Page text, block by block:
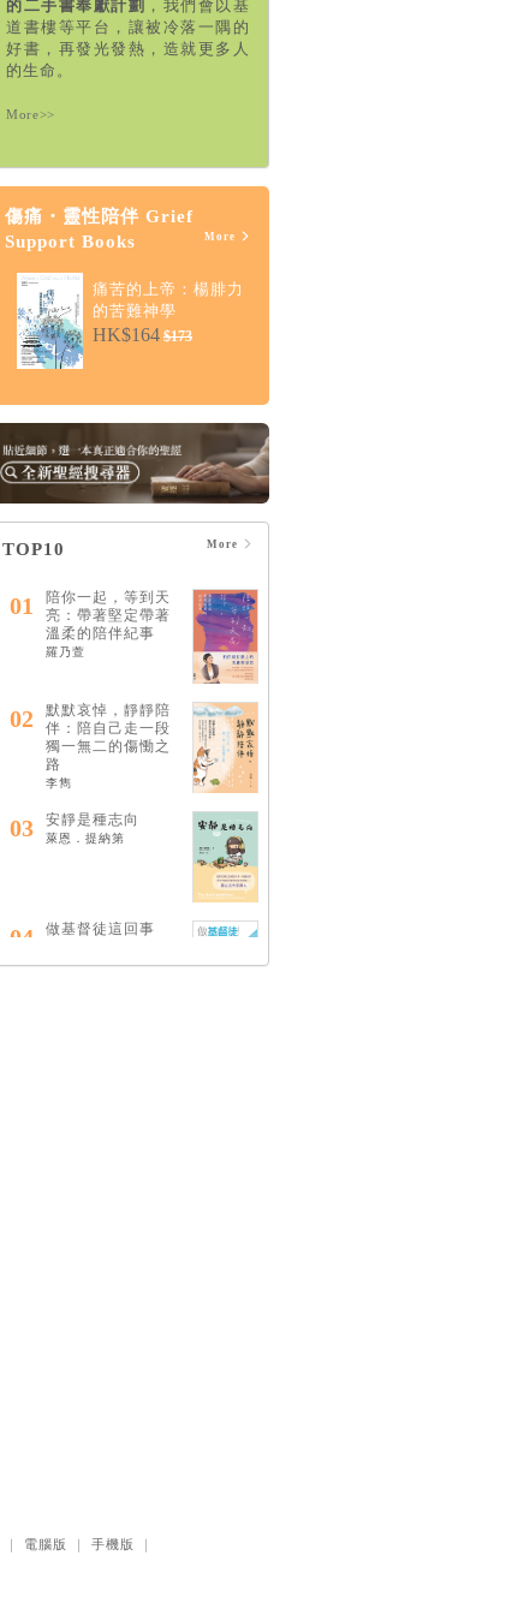
的二手書奉獻計劃 ，我們會以基
道書樓等平台，讓被冷落一隅的
好書，再發光發熱，造就更多人
的生命。
More>>
傷痛・靈性陪伴 Grief
Support Books
More
痛苦的上帝：楊腓力
的苦難神學
HK$164 $173
TOP10 More
01
陪你一起，等到天
亮：帶著堅定帶著
溫柔的陪伴紀事
羅乃萱
02
默默哀悼，靜靜陪
伴：陪自己走一段
獨一無二的傷慟之
路
李雋
03 安靜是種志向
萊恩．提納第
04
做基督徒這回事
蔡頌輝
李雋
電腦版 手機版